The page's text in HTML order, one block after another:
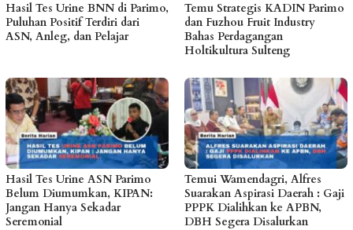
Hasil Tes Urine BNN di Parimo,
Puluhan Positif Terdiri dari
ASN, Anleg, dan Pelajar
Temu Strategis KADIN Parimo
dan Fuzhou Fruit Industry
Bahas Perdagangan
Holtikultura Sulteng
Hasil Tes Urine ASN Parimo
Belum Diumumkan, KIPAN:
Jangan Hanya Sekadar
Seremonial
Temui Wamendagri, Alfres
Suarakan Aspirasi Daerah : Gaji
PPPK Dialihkan ke APBN,
DBH Segera Disalurkan